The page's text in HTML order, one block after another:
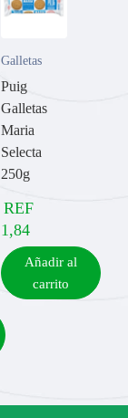
Galletas
Puig
Galletas
Maria
Selecta
250g
REF
1,84
Añadir al
carrito